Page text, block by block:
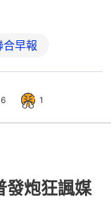
合早報
6 1
炮狂諷媒